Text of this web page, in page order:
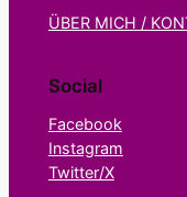
ÜBER MICH /
Social
Facebook
Instagram
Twitter/X